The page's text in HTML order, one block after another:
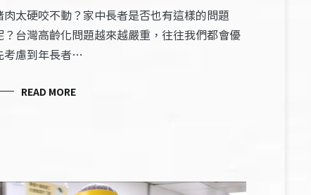
肉太硬咬不動？家中長者是否也有這樣的問題
？台灣高齡化問題越來越嚴重，往往我們都會優
考慮到年長者…
READ MORE